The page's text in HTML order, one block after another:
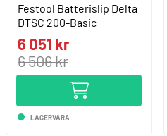
Festool Batterislip Delta
DTSC 200-Basic
6 051 kr
6 506 kr
LAGERVARA